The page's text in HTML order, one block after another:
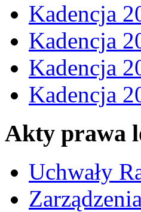
Kadencja
Kadencja
Kadencja
Kadencja
Akty prawa
Uchwały